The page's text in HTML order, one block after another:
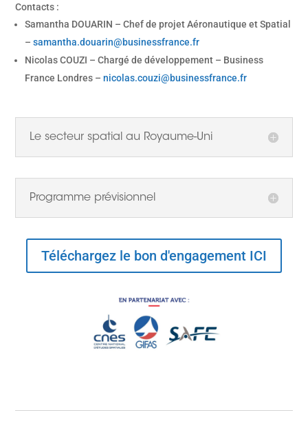
Contacts :
Samantha DOUARIN – Chef de projet Aéronautique et Spatial
–samantha.douarin@businessfrance.fr
Nicolas COUZI – Chargé de développement – Business
France Londres –nicolas.couzi@businessfrance.fr
Le secteur spatial au Royaume-Uni
Programme prévisionnel
Téléchargez le bon d'engagement ICI